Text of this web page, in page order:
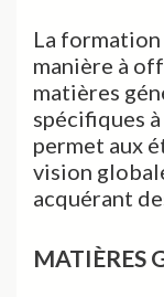
La
manière à
matières
spécifiques
permet aux
vision
acquérant
MATIÈRES